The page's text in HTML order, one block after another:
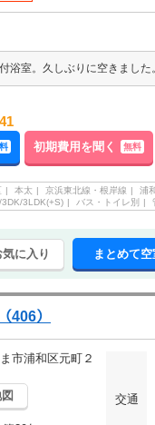
初期費用を聞く 無料
本太 京浜東北線・根岸線 浦
3LDK(+S) バス・トイレ別
に入り まとめて
406）
市浦和区元町２
交通